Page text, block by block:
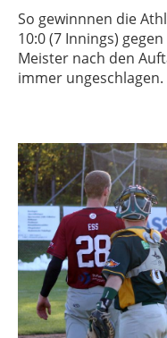
So gewinnnen die
10:0 (7 Innings)
Meister nach den
immer ungeschlagen.